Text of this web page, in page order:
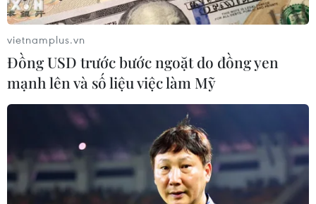
Hàn Quốc nhận định về tình hình lương
thực tại Triều Tiên
vietnamplus.vn
Đồng USD trước bước ngoặt do đồng yen
mạnh lên và số liệu việc làm Mỹ